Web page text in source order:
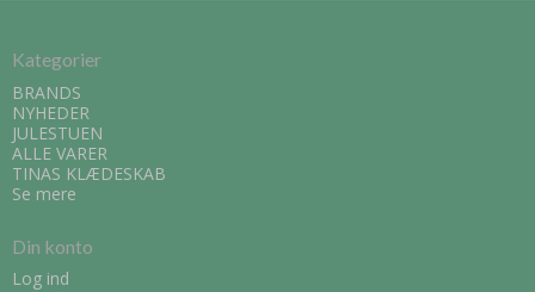
Kategorier
BRANDS
NYHEDER
JULESTUEN
ALLE VARER
TINAS KLÆDESKAB
Se mere
Din konto
Log ind